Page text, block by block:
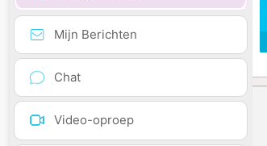
Mijn Berichten
Chat
Video-oproep